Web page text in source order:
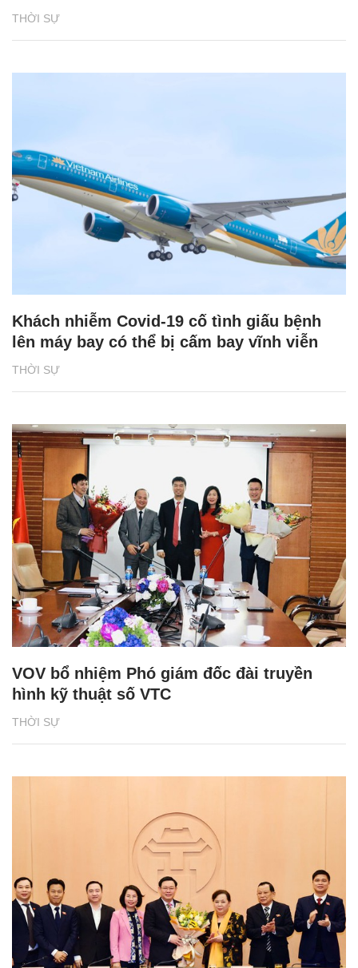
THỜI SỰ
THỜI SỰ
Khách nhiễm Covid-19 cố tình giấu bệnh
lên máy bay có thể bị cấm bay vĩnh viễn
THỜI SỰ
VOV bổ nhiệm Phó giám đốc đài truyền
hình kỹ thuật số VTC